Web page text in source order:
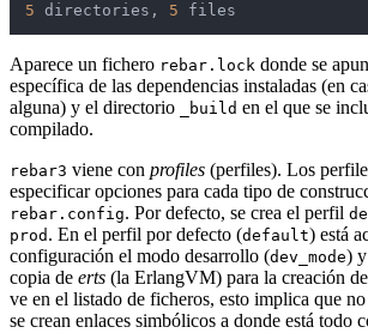
5 directories, 5 files
Aparece un fichero rebar.lock donde se
específica de las dependencias instaladas (en
alguna) y el directorio
_build en el que se
compilado.
rebar3 viene con profiles (perfiles). Los
especificar opciones para cada tipo de
rebar.config. Por defecto, se crea el perfil
prod . En el perfil por defecto (default) está
configuración el modo desarrollo (dev_mode)
copia de erts (la ErlangVM) para la creación
ve en el listado de ficheros, esto implica que
se crean enlaces simbólicos a donde está todo